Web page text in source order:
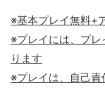
※基本プレイ無料+
※プレイには、プ
ります
※プレイは、自己